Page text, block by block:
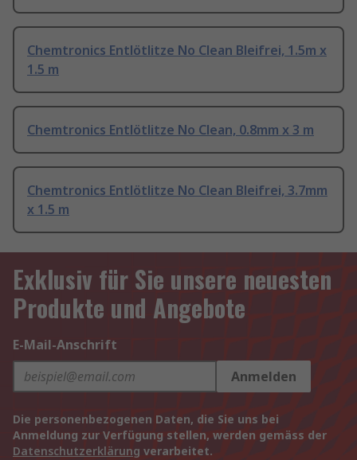
Chemtronics Entlötlitze No Clean Bleifrei, 1.5m x
1.5 m
Chemtronics Entlötlitze No Clean, 0.8mm x 3 m
Chemtronics Entlötlitze No Clean Bleifrei, 3.7mm
x 1.5 m
Exklusiv für Sie unsere neuesten
Produkte und Angebote
E-Mail-Anschrift
Anmelden
Die personenbezogenen Daten, die Sie uns bei
Anmeldung zur Verfügung stellen, werden gemäss der
Datenschutzerklärung verarbeitet.